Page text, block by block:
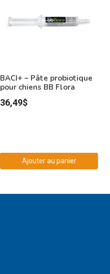
BACI+ – Pâte probiotique
pour chiens BB Flora
36,49$
Ajouter au panier